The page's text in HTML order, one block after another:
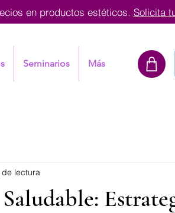
en productos estéticos. Solicita
Seminarios Más
lectura